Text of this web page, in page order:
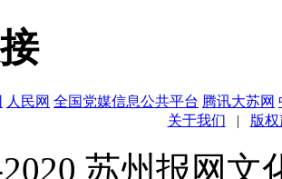
人民网 全国党媒信息公共平台 腾讯大苏网
关于我们
| 版
苏州报网